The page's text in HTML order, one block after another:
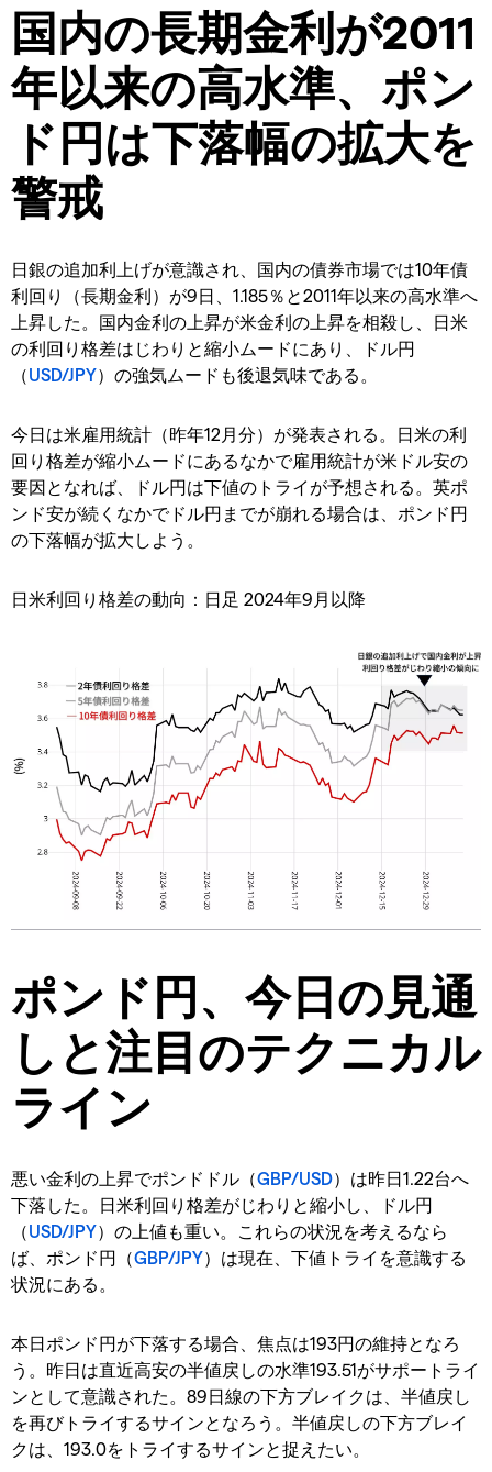
国内の長期金利が2011
年以来の高水準、ポン
ド円は下落幅の拡大を
警戒
日銀の追加利上げが意識され、国内の債券市場では10年債
利回り（長期金利）が9日、1.185％と2011年以来の高水準へ
上昇した。国内金利の上昇が米金利の上昇を相殺し、日米
の利回り格差はじわりと縮小ムードにあり、ドル円
（USD/JPY）の強気ムードも後退気味である。
今日は米雇用統計（昨年12月分）が発表される。日米の利
回り格差が縮小ムードにあるなかで雇用統計が米ドル安の
要因となれば、ドル円は下値のトライが予想される。英ポ
ンド安が続くなかでドル円までが崩れる場合は、ポンド円
の下落幅が拡大しよう。
日米利回り格差の動向：日足 2024年9月以降
ポンド円、今日の見通
しと注目のテクニカル
ライン
悪い金利の上昇でポンドドル（GBP/USD）は昨日1.22台へ
下落した。日米利回り格差がじわりと縮小し、ドル円
（USD/JPY）の上値も重い。これらの状況を考えるなら
ば、ポンド円（GBP/JPY）は現在、下値トライを意識する
状況にある。
本日ポンド円が下落する場合、焦点は193円の維持となろ
う。昨日は直近高安の半値戻しの水準193.51がサポートライ
ンとして意識された。89日線の下方ブレイクは、半値戻し
を再びトライするサインとなろう。半値戻しの下方ブレイ
クは、193.0をトライするサインと捉えたい。